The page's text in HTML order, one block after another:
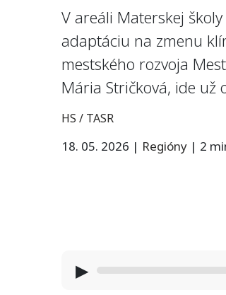
V areáli Materskej
adaptáciu na zmenu
mestského rozvoja
Mária Stričková, ide už
HS / TASR
18. 05. 2026 | Regióny | 2
▶